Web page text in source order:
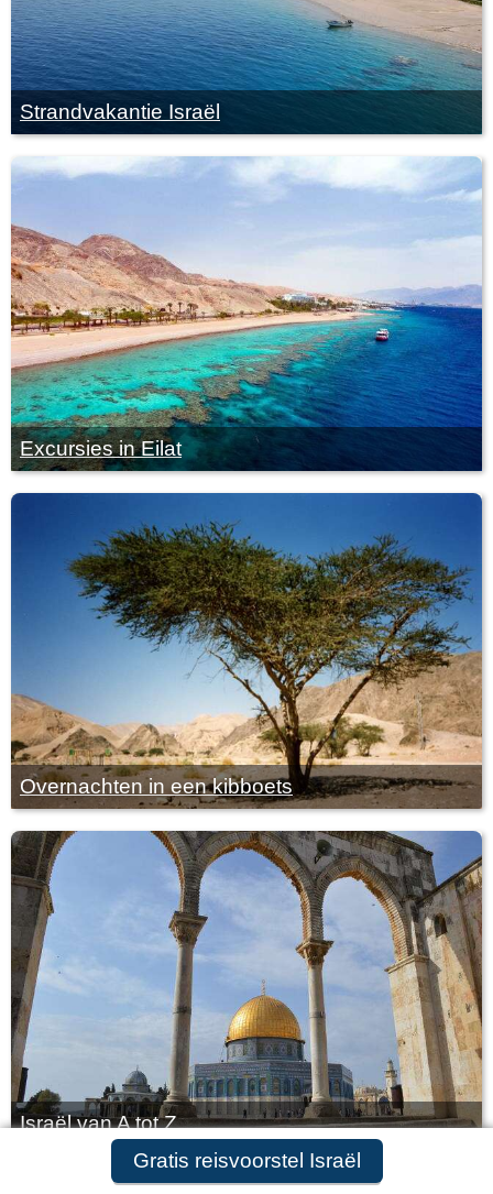
Gratis reisvoorstel aanvragen
Gratis reisvoorstel Israël
Strandvakantie Israël
Excursies in Eilat
Overnachten in een kibboets
Israël van A tot Z